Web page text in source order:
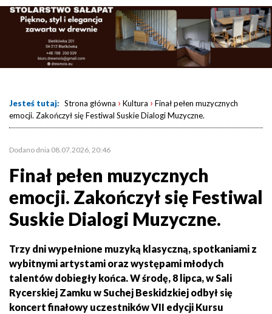
Jesteś tutaj: Strona główna › Kultura › Finał pełen muzycznych
emocji. Zakończył się Festiwal Suskie Dialogi Muzyczne.
Dodano dnia 08.07.2026, 20:46
Finał pełen muzycznych
emocji. Zakończył się Festiwal
Suskie Dialogi Muzyczne.
Trzy dni wypełnione muzyką klasyczną, spotkaniami z
wybitnymi artystami oraz występami młodych
talentów dobiegły końca. W środę, 8 lipca, w Sali
Rycerskiej Zamku w Suchej Beskidzkiej odbył się
koncert finałowy uczestników VII edycji Kursu